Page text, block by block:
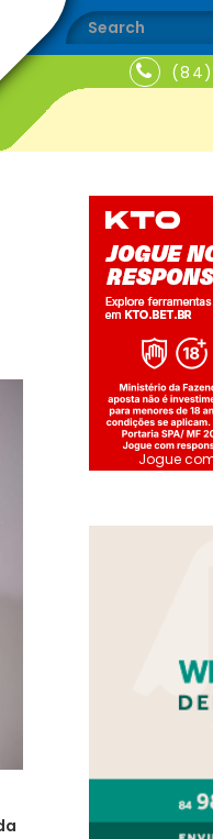
(84)
Jogue